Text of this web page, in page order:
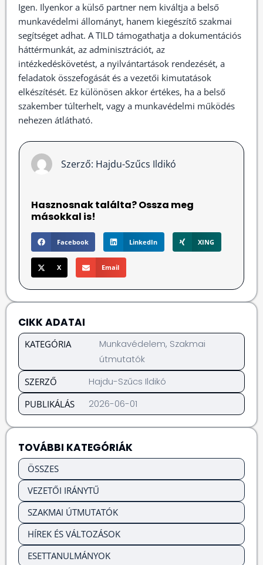
Igen. Ilyenkor a külső partner nem kiváltja a belső
munkavédelmi állományt, hanem kiegészítő szakmai
segítséget adhat. A TILD támogathatja a dokumentációs
háttérmunkát, az adminisztrációt, az
intézkedéskövetést, a nyilvántartások rendezését, a
feladatok összefogását és a vezetői kimutatások
elkészítését. Ez különösen akkor értékes, ha a belső
szakember túlterhelt, vagy a munkavédelmi működés
nehezen átlátható.
Szerző: Hajdu-Szűcs Ildikó
Hasznosnak találta? Ossza meg
másokkal is!
Facebook LinkedIn XING
X Email
CIKK ADATAI
KATEGÓRIA Munkavédelem, Szakmai
útmutatók
SZERZŐ Hajdu-Szűcs Ildikó
PUBLIKÁLÁS 2026-06-01
TOVÁBBI KATEGÓRIÁK
ÖSSZES
VEZETŐI IRÁNYTŰ
SZAKMAI ÚTMUTATÓK
HÍREK ÉS VÁLTOZÁSOK
ESETTANULMÁNYOK